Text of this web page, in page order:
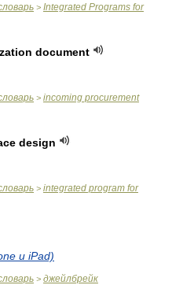
> Integrated Programs for
document
> incoming procurement
design
> integrated program for
и iPad)
> джейлбрейк